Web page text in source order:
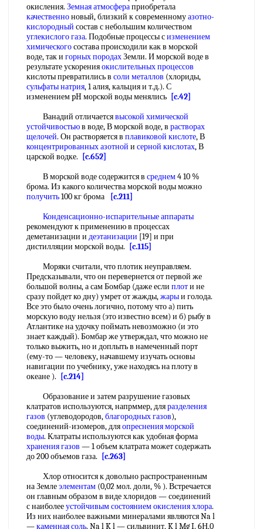
окисления. Земная атмосфераприобретала
качественноновый, близкий к современномуазотно-
кислородный состав с небольшим количеством
углекислого газа. Подобные процессы сизменением
химическогосостава происходили как в морской
воде, так и горных породахЗемли. И морской воде в
результате ускоренияокислительных процессов
кислоты превратились в соли металлов (хлориды,
сульфаты натрия, 1 алия, кальция и т.д.). С
изменением pH морской воды менялись [c.42]
Ванадий отличаетсявысокой химической
устойчивостьюв воде, В морской воде, в растворах
щелочей. Он растворяется в плавиковой кислоте, В
концентрированных азотной и серной кислотах, В
царской водке.
[c.652]
В морской воде содержится в среднем4 10 %
брома. Из какого количества морской воды можно
получить100 кг брома
[c.211]
Конденсационно-испарительные аппараты
рекомендуют к применению в процессах
деметанизацни и деэтанизации [19] и при
дистилляции морской воды.
[c.115]
Моряки считали, что плотик неуправляем.
Предсказывали, что он перевернется от первой же
большой волны, а сам Бомбар (даже если плоти не
сразу пойдет ко дну) умрет от жажды,жарыи голода.
Все это было очень логично, потому что а) пить
морскую воду нельзя (это известно всем) и б) рыбу в
Атлантике на удочку поймать невозможно (и это
знает каждый). Бомбар же утверждал, что можно не
только выжить, но и доплыть в намеченный порт
(ему-то — человеку, начавшему изучать основы
навигации по учебнику, уже находясь на плоту в
океане ).
[c.214]
Образование и затем разрушение газовых
клатратов используются, напрммер, дляразделения
газов (углеводородов,благородных газов),
соединений-изомеров, дляопреснения морской
воды. Клатраты используются как удобная форма
хранения газов — 1 объем клатрата может содержать
до 200 объемов газа.
[c.263]
Хлор относится к довольно распространенным
на Землеэлементам (0,02 мол. доли, % ). Встречается
он главным образом в виде хлоридов — соединений
с наиболееустойчивым состояниемокисления хлора.
Из них наиболее важными минералами являются Na l
—каменная соль. Na l K l — сильвинит, K l Mg I. 6Н,0